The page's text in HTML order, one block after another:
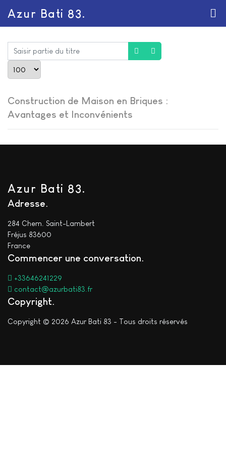
Azur Bati 83.
Saisir partie du titre
Construction de Maison en Briques :
Avantages et Inconvénients
Azur Bati 83.
Adresse
284 Chem. Saint-Lambert
Fréjus 83600
France
Commencer une conversation
+33646241229
contact@azurbati83.fr
Copyright
Copyright © 2026 Azur Bati 83 - Tous droits réservés